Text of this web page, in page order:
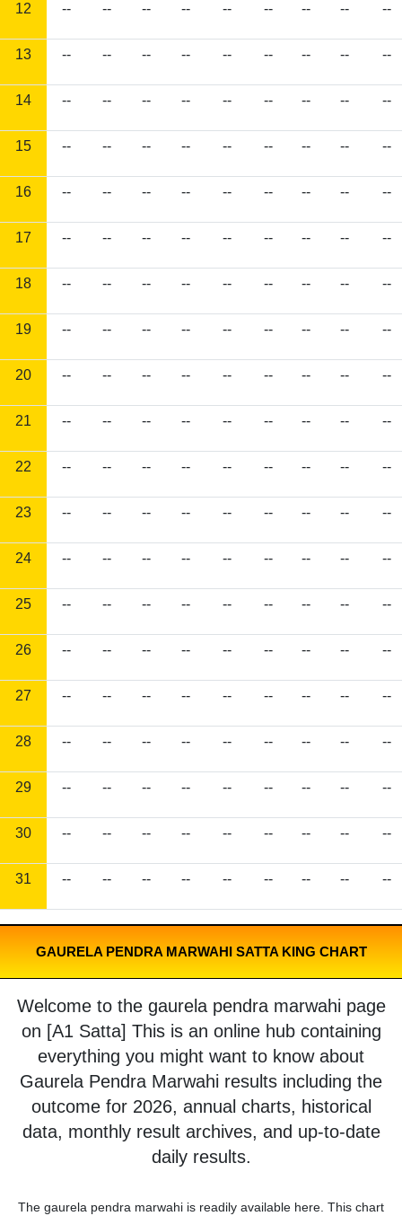
12 -- -- -- -- -- -- -- -- --
13 -- -- -- -- -- -- -- -- --
14 -- -- -- -- -- -- -- -- --
15 -- -- -- -- -- -- -- -- --
16 -- -- -- -- -- -- -- -- --
17 -- -- -- -- -- -- -- -- --
18 -- -- -- -- -- -- -- -- --
19 -- -- -- -- -- -- -- -- --
20 -- -- -- -- -- -- -- -- --
21 -- -- -- -- -- -- -- -- --
22 -- -- -- -- -- -- -- -- --
23 -- -- -- -- -- -- -- -- --
24 -- -- -- -- -- -- -- -- --
25 -- -- -- -- -- -- -- -- --
26 -- -- -- -- -- -- -- -- --
27 -- -- -- -- -- -- -- -- --
28 -- -- -- -- -- -- -- -- --
29 -- -- -- -- -- -- -- -- --
30 -- -- -- -- -- -- -- -- --
31 -- -- -- -- -- -- -- -- --
GAURELA PENDRA MARWAHI SATTA KING CHART
Welcome to the gaurela pendra marwahi page
on [A1 Satta] This is an online hub containing
everything you might want to know about
Gaurela Pendra Marwahi results including the
outcome for 2026, annual charts, historical
data, monthly result archives, and up-to-date
daily results.
The gaurela pendra marwahi is readily available here. This chart